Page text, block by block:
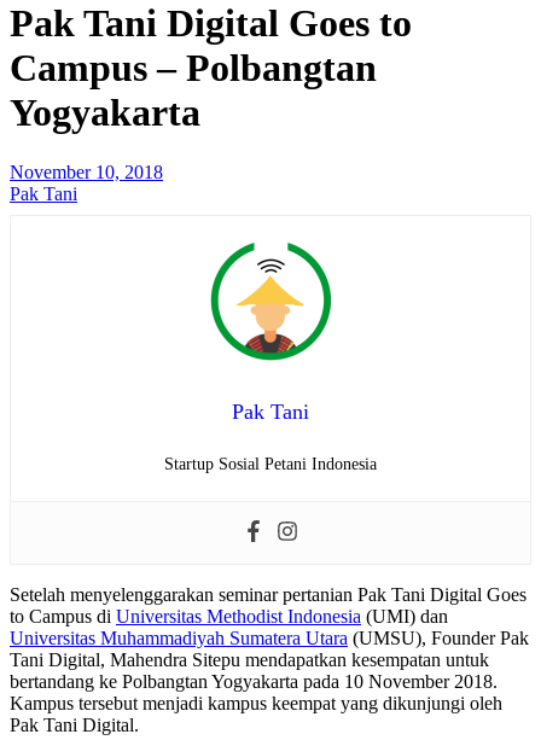
Pak Tani Digital Goes to
Campus – Polbangtan
Yogyakarta
November 10, 2018
Pak Tani
Pak Tani
Startup Sosial Petani Indonesia
Setelah menyelenggarakan seminar pertanian Pak Tani Digital Goes
to Campus di Universitas Methodist Indonesia (UMI) dan
Universitas Muhammadiyah Sumatera Utara (UMSU), Founder Pak
Tani Digital, Mahendra Sitepu mendapatkan kesempatan untuk
bertandang ke Polbangtan Yogyakarta pada 10 November 2018.
Kampus tersebut menjadi kampus keempat yang dikunjungi oleh
Pak Tani Digital.